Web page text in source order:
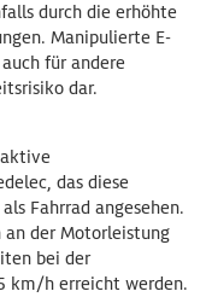
durch die erhöhte
Manipulierte E-
für andere
dar.
das diese
Fahrrad angesehen.
an der Motorleistung
bei der
km/h erreicht werden.